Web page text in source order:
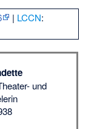
| LCCN:
und